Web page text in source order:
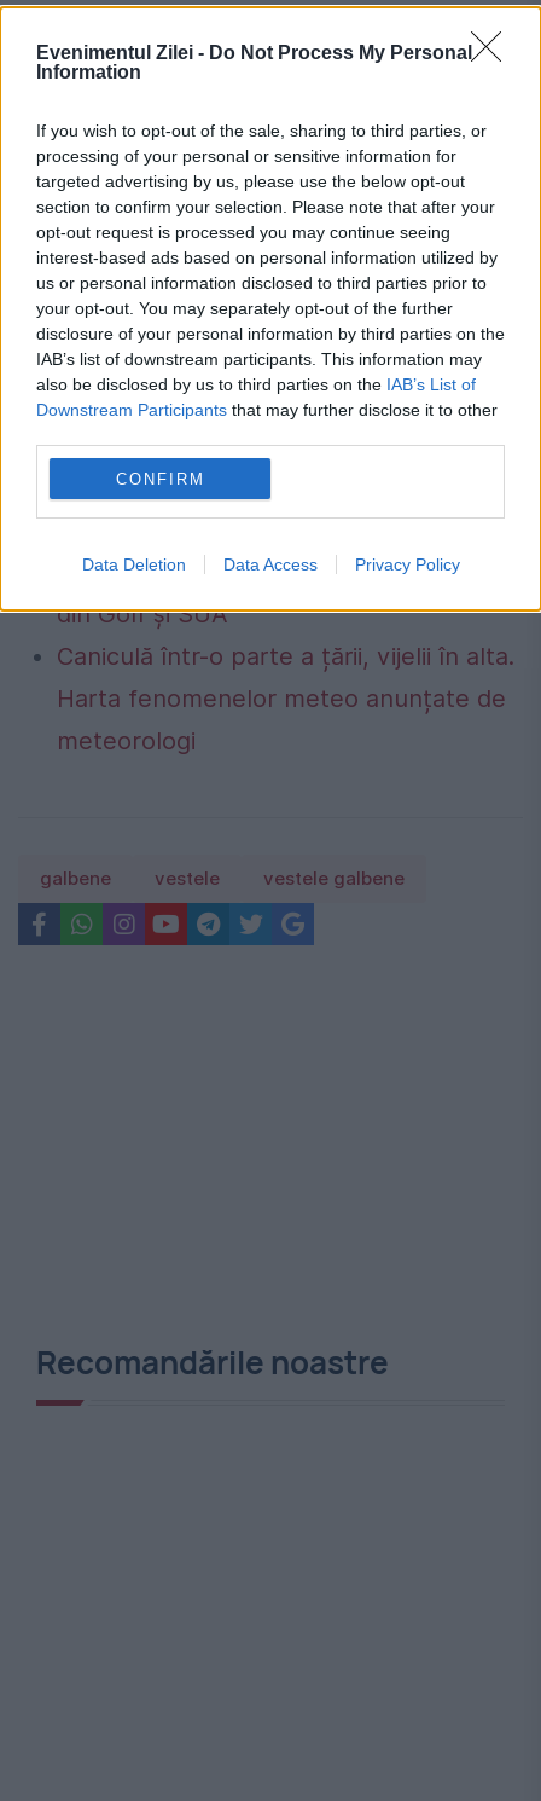
Evenimentul Zilei - Do Not Process My Personal
Information
If you wish to opt-out of the sale, sharing to third parties, or
processing of your personal or sensitive information for
targeted advertising by us, please use the below opt-out
section to confirm your selection. Please note that after your
opt-out request is processed you may continue seeing
interest-based ads based on personal information utilized by
us or personal information disclosed to third parties prior to
your opt-out. You may separately opt-out of the further
disclosure of your personal information by third parties on the
IAB’s list of downstream participants. This information may
also be disclosed by us to third parties on the IAB’s List of
Downstream Participants that may further disclose it to other
CONFIRM
Data Deletion Data Access Privacy Policy
și fostul ei aliat Nicolas Dupont-Aignan.
Prețul petrolului a scăzut puternic după
semnalele privind un acord în
urmăresc negocierile dintre Iran, statele
din Golf și SUA
Caniculă într-o parte a țării, vijelii în alta.
Harta fenomenelor meteo anunțate de
meteorologi
galbene vestele vestele galbene
Recomandările noastre